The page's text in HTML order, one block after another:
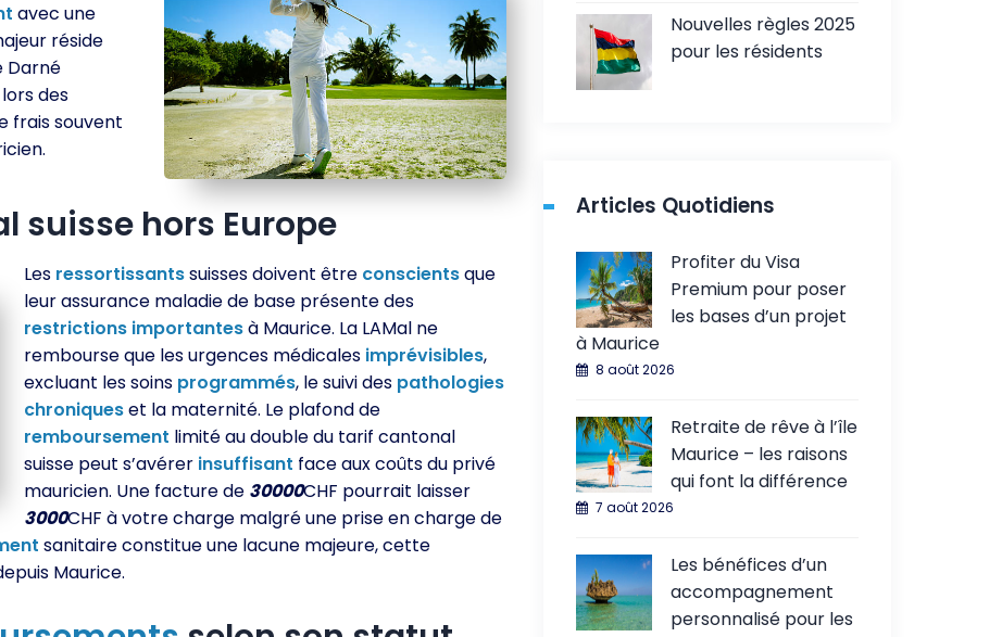
avec une
réside
Darné
des
frais souvent
suisse hors Europe
Les ressortissantssuisses doivent être conscientsque
leur assurance maladie de base présente des
restrictions importantesà Maurice. La LAMal ne
rembourse que les urgences médicales imprévisibles,
excluant les soins programmés, le suivi des pathologies
chroniqueset la maternité. Le plafond de
remboursement limité au double du tarif cantonal
suisse peut s’avérer insuffisant face aux coûts du privé
mauricien. Une facture de 30000CHF pourrait laisser
3000CHF à votre charge malgré une prise en charge de
sanitaire constitue une lacune majeure, cette
Maurice.
Nouvelles règles 2025
pour les résidents
Articles Quotidiens
Profiter du Visa
Premium pour poser
les bases d’un projet
à Maurice
8 août 2026
Retraite de rêve à l’île
Maurice – les raisons
qui font la différence
7 août 2026
Les bénéfices d’un
accompagnement
personnalisé pour les